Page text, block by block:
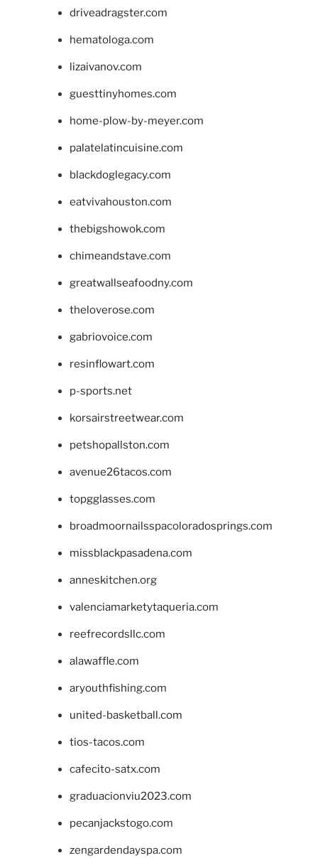
driveadragster.com
hematologa.com
lizaivanov.com
guesttinyhomes.com
home-plow-by-meyer.com
palatelatincuisine.com
blackdoglegacy.com
eatvivahouston.com
thebigshowok.com
chimeandstave.com
greatwallseafoodny.com
theloverose.com
gabriovoice.com
resinflowart.com
p-sports.net
korsairstreetwear.com
petshopallston.com
avenue26tacos.com
topgglasses.com
broadmoornailsspacoloradosprings.com
missblackpasadena.com
anneskitchen.org
valenciamarketytaqueria.com
reefrecordsllc.com
alawaffle.com
aryouthfishing.com
united-basketball.com
tios-tacos.com
cafecito-satx.com
graduacionviu2023.com
pecanjackstogo.com
zengardendayspa.com